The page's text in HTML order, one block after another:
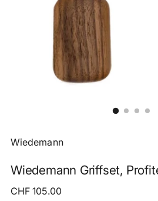
Wiedemann
Wiedemann Griffset,
Regulärer
CHF 105.00